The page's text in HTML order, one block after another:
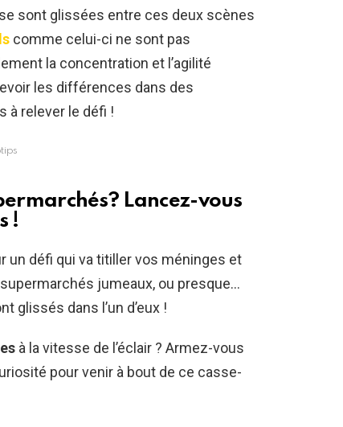
sont glissées entre ces deux scènes
comme celui-ci ne sont pas
la concentration et l’agilité
les différences dans des
à relever le défi !
Lancez-vous
!
un défi qui va titiller vos méninges et
jumeaux, ou presque…
glissés dans l’un d’eux !
à la vitesse de l’éclair ? Armez-vous
pour venir à bout de ce casse-